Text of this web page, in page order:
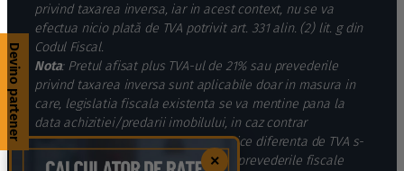
privind taxarea inversa, iar in acest context, nu se va
efectua nicio plată de TVA potrivit art. 331 alin. (2) lit. g din
Codul Fiscal.
Nota: Pretul afisat plus TVA-ul de 21% sau prevederile
privind taxarea inversa sunt aplicabile doar in masura in
care, legislatia fiscala existenta se va mentine pana la
data achizitiei/predarii imobilului, in caz contrar
cumparatorul va suporta integral orice diferenta de TVA s-
ar datora suplimentar, in functie de prevederile fiscale
Devino partener
×